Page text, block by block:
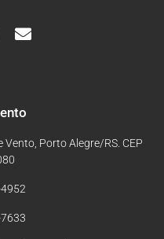
Vento, Porto Alegre/RS. CEP